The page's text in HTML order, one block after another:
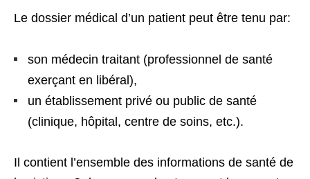
Le dossier médical d’un patient peut être tenu par:
son médecin traitant (professionnel de santé
exerçant en libéral),
un établissement privé ou public de santé
(clinique, hôpital, centre de soins, etc.).
Il contient l’ensemble des informations de santé de